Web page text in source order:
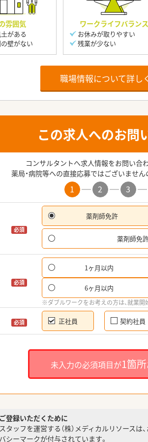
雰囲気
がある
壁がない
ワークライフバランス
お休みが取りやすい
残業が少ない
職場情報について詳し
この求人へのお問
コンサルタントへ求人情報をお問い合
薬局・病院等への直接応募ではございません
1 2 3
必須
薬剤師免許
薬剤師免
必須
1ヶ月以内
6ヶ月以内
※ダブルワークをお考えの方は、就業
必須 正社員 契約社員
未入力の必須項目が1箇所
登録いただくために
タッフを運営する（株）メディカルリソース
シーマークが付与されています。